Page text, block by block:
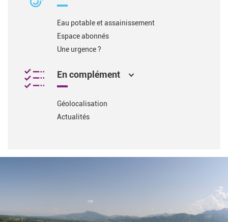
Eau potable et assainissement
Espace abonnés
Une urgence ?
En complément
Géolocalisation
Actualités